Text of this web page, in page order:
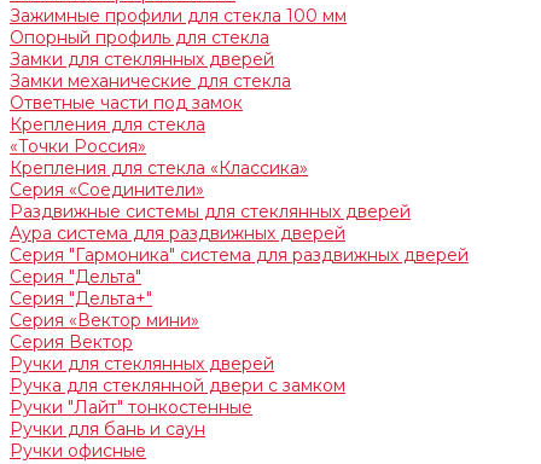
Зажимные профили для стекла 100 мм
Опорный профиль для стекла
Замки для стеклянных дверей
Замки механические для стекла
Ответные части под замок
Крепления для стекла
«Точки Россия»
Крепления для стекла «Классика»
Серия «Соединители»
Раздвижные системы для стеклянных дверей
Аура система для раздвижных дверей
Серия "Гармоника" система для раздвижных дверей
Серия "Дельта"
Серия "Дельта+"
Серия «Вектор мини»
Серия Вектор
Ручки для стеклянных дверей
Ручка для стеклянной двери с замком
Ручки "Лайт" тонкостенные
Ручки для бань и саун
Ручки офисные